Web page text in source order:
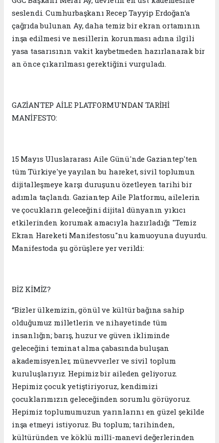
seslendi. Cumhurbaşkanı Recep Tayyip Erdoğan’a
çağrıda bulunan Ay, daha temiz bir ekran ortamının
inşa edilmesi ve nesillerin korunması adına ilgili
yasa tasarısının vakit kaybetmeden hazırlanarak bir
an önce çıkarılması gerektiğini vurguladı.
GAZİANTEP AİLE PLATFORMU'NDAN TARİHİ
MANİFESTO:
15 Mayıs Uluslararası Aile Günü'nde Gaziantep'ten
tüm Türkiye'ye yayılan bu hareket, sivil toplumun
dijitalleşmeye karşı duruşunu özetleyen tarihi bir
adımla taçlandı. Gaziantep Aile Platformu, ailelerin
ve çocukların geleceğini dijital dünyanın yıkıcı
etkilerinden korumak amacıyla hazırladığı "Temiz
Ekran Hareketi Manifestosu"nu kamuoyuna duyurdu.
Manifestoda şu görüşlere yer verildi:
BİZ KİMİZ?
“Bizler ülkemizin, gönül ve kültür bağına sahip
olduğumuz milletlerin ve nihayetinde tüm
insanlığın; barış, huzur ve güven ikliminde
geleceğini teminat alma çabasında buluşan
akademisyenler, münevverler ve sivil toplum
kuruluşlarıyız. Hepimiz bir aileden geliyoruz.
Hepimiz çocuk yetiştiriyoruz, kendimizi
çocuklarımızın geleceğinden sorumlu görüyoruz.
Hepimiz toplumumuzun yarınlarını en güzel şekilde
inşa etmeyi istiyoruz. Bu toplum; tarihinden,
kültüründen ve köklü millî-manevî değerlerinden